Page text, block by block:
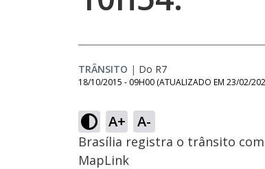
TRÂNSITO | Do R7
18/10/2015 - 09H00 (ATUALIZADO EM 23/02/
A+ A-
Brasília registra o trânsito
MapLink